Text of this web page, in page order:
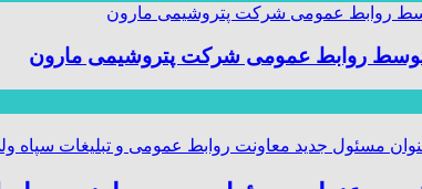
روابط عمومی شرکت پتروشیمی مارون